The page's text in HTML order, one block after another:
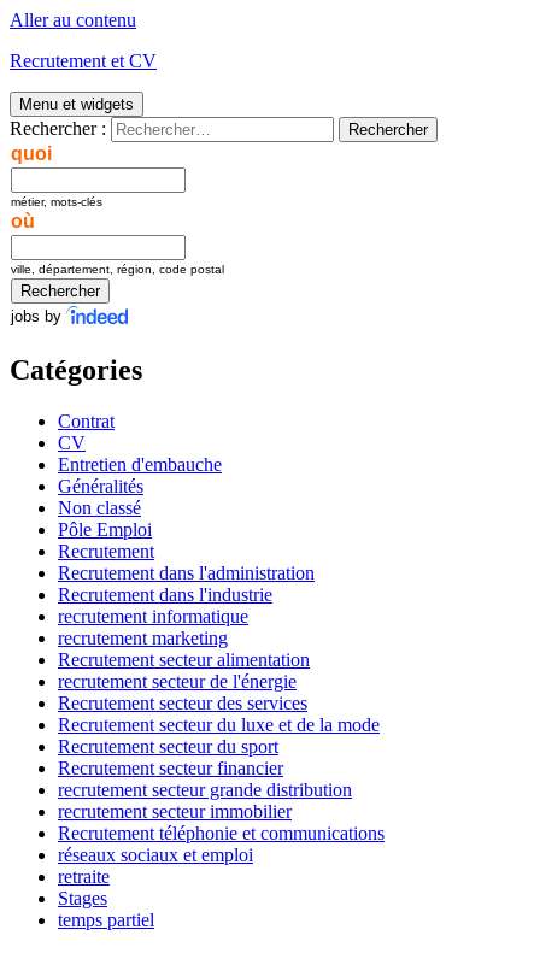
Aller au contenu
Recrutement et CV
Menu et widgets
Rechercher :
quoi
métier, mots-clés
où
ville, département, région, code postal
jobs by
Catégories
Contrat
CV
Entretien d'embauche
Généralités
Non classé
Pôle Emploi
Recrutement
Recrutement dans l'administration
Recrutement dans l'industrie
recrutement informatique
recrutement marketing
Recrutement secteur alimentation
recrutement secteur de l'énergie
Recrutement secteur des services
Recrutement secteur du luxe et de la mode
Recrutement secteur du sport
Recrutement secteur financier
recrutement secteur grande distribution
recrutement secteur immobilier
Recrutement téléphonie et communications
réseaux sociaux et emploi
retraite
Stages
temps partiel